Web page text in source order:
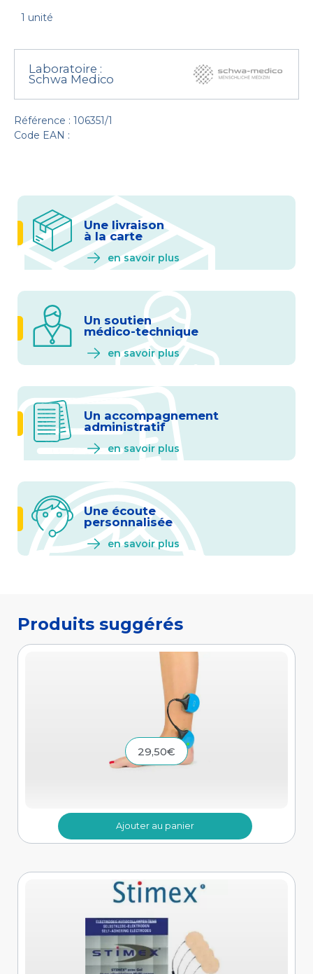
1 unité
Laboratoire :
Schwa Medico
Référence : 106351/1
Code EAN :
Une livraison
à la carte
en savoir plus
Un soutien
médico-technique
en savoir plus
Un accompagnement
administratif
en savoir plus
Une écoute
personnalisée
en savoir plus
29,50€
Ajouter au panier